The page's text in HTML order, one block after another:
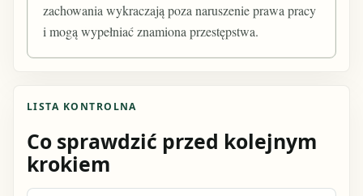
zachowania wykraczają poza naruszenie prawa pracy
i mogą wypełniać znamiona przestępstwa.
LISTA KONTROLNA
Co sprawdzić przed kolejnym
krokiem